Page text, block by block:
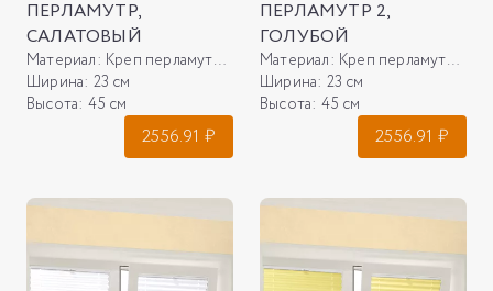
ПЕРЛАМУТР,
САЛАТОВЫЙ
Материал: Креп перламутр, салатовый
Ширина: 23 см
Высота: 45 см
2556.91 ₽
ПЕРЛАМУТР 2,
ГОЛУБОЙ
Материал: Креп перламутр 2, голубой
Ширина: 23 см
Высота: 45 см
2556.91 ₽